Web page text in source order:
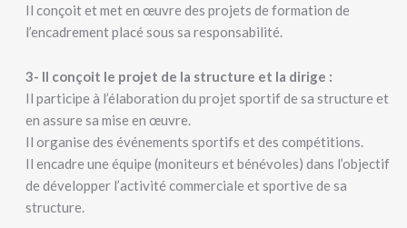
Il conçoit et met en œuvre des projets de formation de
l’encadrement placé sous sa responsabilité.
3- Il conçoit le projet de la structure et la dirige :
Il participe à l’élaboration du projet sportif de sa structure et
en assure sa mise en œuvre.
Il organise des événements sportifs et des compétitions.
Il encadre une équipe (moniteurs et bénévoles) dans l’objectif
de développer l’activité commerciale et sportive de sa
structure.